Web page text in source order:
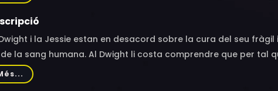
i la Jessie estan en desacord sobre la cura del seu
la sang humana. Al Dwight li costa comprendre que per tal
un reguitzell de cadàvers, però quan comenci a
farà el que calgui per mantenir-lo a casa.